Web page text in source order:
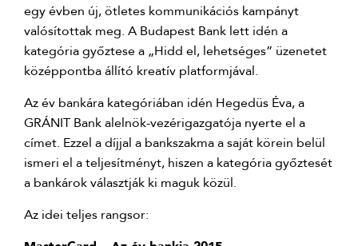
egy évben új, ötletes kommunikációs kampányt
valósítottak meg. A Budapest Bank lett idén a
kategória győztese a „Hidd el, lehetséges” üzenetet
középpontba állító kreatív platformjával.
Az év bankára kategóriában idén Hegedüs Éva, a
GRÁNIT Bank alelnök-vezérigazgatója nyerte el a
címet. Ezzel a díjjal a bankszakma a saját körein belül
ismeri el a teljesítményt, hiszen a kategória győztesét
a bankárok választják ki maguk közül.
Az idei teljes rangsor: